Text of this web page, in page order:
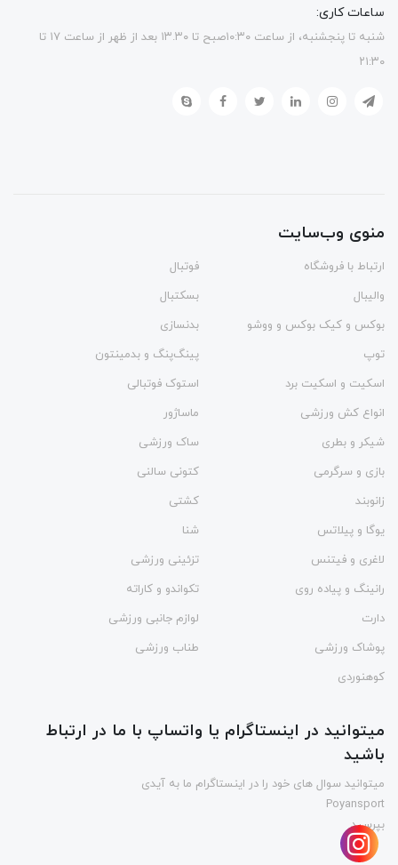
ساعات کاری:
شنبه تا پنجشنبه، از ساعت ۱۰:۳۰صبح تا ۱۳.۳۰ بعد از ظهر از ساعت ۱۷ تا
۲۱:۳۰
منوی وب‌سایت
ارتباط با فروشگاه
فوتبال
والیبال
بسکتبال
بوکس و کیک بوکس و ووشو
بدنسازی
توپ
پینگ‌پنگ و بدمينتون
اسکیت و اسکیت برد
استوک فوتبالی
انواع کش ورزشی
ماساژور
شیکر و بطری
ساک ورزشی
بازی و سرگرمی
کتونی سالنی
زانوبند
کشتی
یوگا و پیلاتس
شنا
لاغری و فیتنس
تزئینی ورزشی
رانینگ و پیاده روی
تکواندو و کاراته
دارت
لوازم جانبی ورزشی
پوشاک ورزشی
طناب ورزشی
کوهنوردی
میتوانید در اینستاگرام یا واتساپ با ما در ارتباط
باشید
میتوانید سوال های خود را در اینستاگرام ما به آیدی
Poyansport
بپرسید